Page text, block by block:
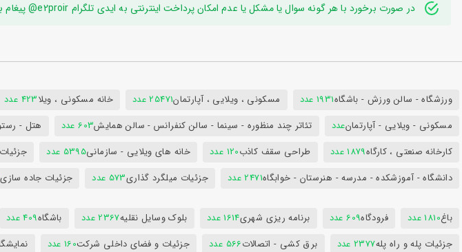
در صورت برخورد با هر گونه سوال یا مشکل یا عدم امکان پرداخت اینترنتی به ایدی تلگرام e2proir@ پیغام بفرستید
ورزشگاه - سالن ورزش - باشگاه1931 عدد مسکونی ، ویلایی ، آپارتمان25471 عدد خانه مسکونی ، ویلا423 عدد
مسکونی - ویلایی - آپارتمانعدد تئاتر چند منظوره - سینما - سالن کنفرانس - سالن همایش603 عدد هتل -
کارخانه صنعتی ، کارگاه1879 عدد طراحی سقف کاذب120 عدد خانه های ویلایی - سازمانی5395 عدد
دانشگاه - آموزشکده - مدرسه - هنرستان - خوابگاه2471 عدد جزئیات میلگرد گذاری573 عدد جزئیات جاده سازی
باغ1810 عدد فرودگاه609 عدد برنامه ریزی شهری1614 عدد بلوک وسایل نقلیه2367 عدد باشگاه409 عدد
جزئیات پله و راه پله2377 عدد برق کشی - اتصالات566 عدد جزئیات و فضای داخلی شرکت160 عدد